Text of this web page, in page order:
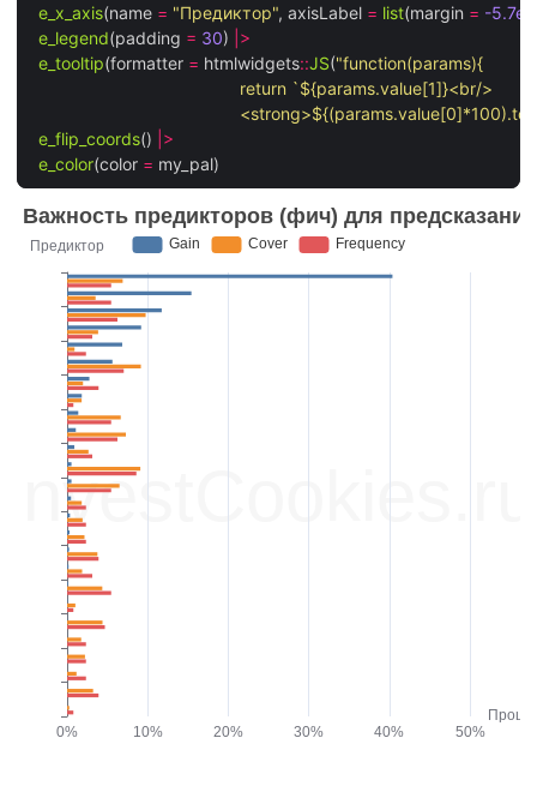
e_x_axis(name = "Предиктор", axisLabel = list(margin = -5.7e2
e_legend(padding = 30)
|>
e_tooltip(formatter = htmlwidgets::JS(
e_flip_coords()
|>
e_color(color =